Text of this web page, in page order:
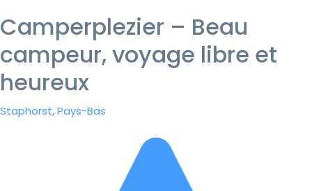
Camperplezier – Beau
campeur, voyage libre et
heureux
Staphorst, Pays-Bas